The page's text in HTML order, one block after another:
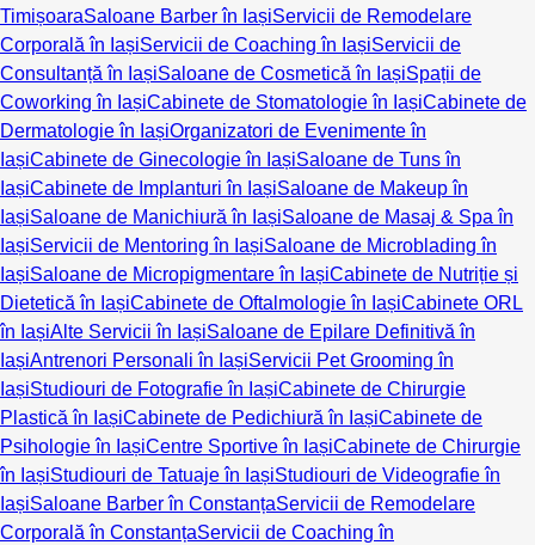
TimișoaraSaloane Barber în IașiServicii de Remodelare
Corporală în IașiServicii de Coaching în IașiServicii de
Consultanță în IașiSaloane de Cosmetică în IașiSpații de
Coworking în IașiCabinete de Stomatologie în IașiCabinete de
Dermatologie în IașiOrganizatori de Evenimente în
IașiCabinete de Ginecologie în IașiSaloane de Tuns în
IașiCabinete de Implanturi în IașiSaloane de Makeup în
IașiSaloane de Manichiură în IașiSaloane de Masaj & Spa în
IașiServicii de Mentoring în IașiSaloane de Microblading în
IașiSaloane de Micropigmentare în IașiCabinete de Nutriție și
Dietetică în IașiCabinete de Oftalmologie în IașiCabinete ORL
în IașiAlte Servicii în IașiSaloane de Epilare Definitivă în
IașiAntrenori Personali în IașiServicii Pet Grooming în
IașiStudiouri de Fotografie în IașiCabinete de Chirurgie
Plastică în IașiCabinete de Pedichiură în IașiCabinete de
Psihologie în IașiCentre Sportive în IașiCabinete de Chirurgie
în IașiStudiouri de Tatuaje în IașiStudiouri de Videografie în
IașiSaloane Barber în ConstanțaServicii de Remodelare
Corporală în ConstanțaServicii de Coaching în